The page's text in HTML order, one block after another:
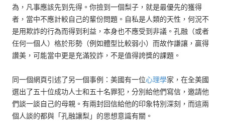
為，凡事應該先到先得。你撿到一個梨子，就是最優先的獲得
者，當中不應計較自己的輩份問題。自私是人類的天性，何況不
是用欺詐的行為而得到利益，本身也不應受到非議。孔融（或者
任何一個人）格於形勢（例如體型比較弱小）而故作謙讓，贏得
讚美，可能當中更是充滿狡詐，不是值得誇獎的課題。
同一個網頁引述了另一個事例：美國有一位心理學家，在全美國
選出了五十位成功人士和五十名罪犯，分別給他們寫信，邀請他
們談一談自己的母親。有兩封回信給他的印象特別深刻，而這兩
個人談的都與「孔融讓梨」的思想意識有關。